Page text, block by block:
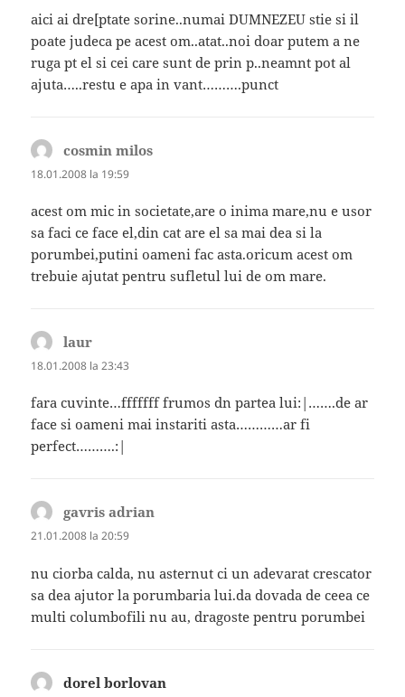
aici ai dre[ptate sorine..numai DUMNEZEU stie si il
poate judeca pe acest om..atat..noi doar putem a ne
ruga pt el si cei care sunt de prin p..neamnt pot al
ajuta…..restu e apa in vant……….punct
cosmin milos
18.01.2008 la 19:59
acest om mic in societate,are o inima mare,nu e usor
sa faci ce face el,din cat are el sa mai dea si la
porumbei,putini oameni fac asta.oricum acest om
trebuie ajutat pentru sufletul lui de om mare.
laur
18.01.2008 la 23:43
fara cuvinte…fffffff frumos dn partea lui:|…….de ar
face si oameni mai instariti asta…………ar fi
perfect……….:|
gavris adrian
21.01.2008 la 20:59
nu ciorba calda, nu asternut ci un adevarat crescator
sa dea ajutor la porumbaria lui.da dovada de ceea ce
multi columbofili nu au, dragoste pentru porumbei
dorel borlovan